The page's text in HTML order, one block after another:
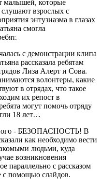
малышей, которые
взрослых с
энтузиазма в глазах
смогла
с демонстрации клипа
рассказала ребятам
Лиза Алерт и Сова.
волонтеры, какие
в отрядах, что такое
их репост в
могут помочь отряду
18 лет…
- БЕЗОПАСНОСТЬ! В
как необходимо вести
людьми, куда
возникновения
параллельно с рассказом
с помощью слайдов.